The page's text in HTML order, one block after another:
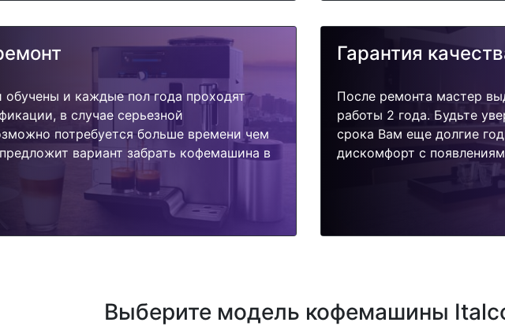
обучены и каждые пол года проходят
в случае серьезной
потребуется больше времени чем
вариант забрать кофемашина в
Гарантия
После ремонта мастер
работы 2 года. Будьте
срока Вам еще долгие
дискомфорт с
Выберите модель кофемашины